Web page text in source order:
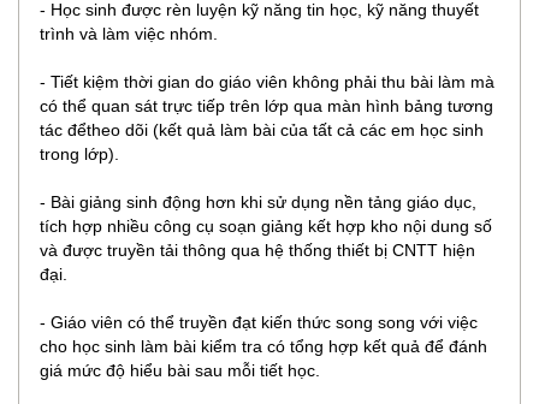
- Học sinh được rèn luyện kỹ năng tin học, kỹ năng thuyết
trình và làm việc nhóm.
- Tiết kiệm thời gian do giáo viên không phải thu bài làm mà
có thể quan sát trực tiếp trên lớp qua màn hình bảng tương
tác đểtheo dõi (kết quả làm bài của tất cả các em học sinh
trong lớp).
- Bài giảng sinh động hơn khi sử dụng nền tảng giáo dục,
tích hợp nhiều công cụ soạn giảng kết hợp kho nội dung số
và được truyền tải thông qua hệ thống thiết bị CNTT hiện
đại.
- Giáo viên có thể truyền đạt kiến thức song song với việc
cho học sinh làm bài kiểm tra có tổng hợp kết quả để đánh
giá mức độ hiểu bài sau mỗi tiết học.